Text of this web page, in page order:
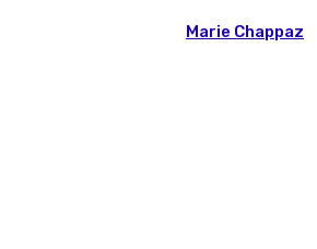
Marie Chappaz